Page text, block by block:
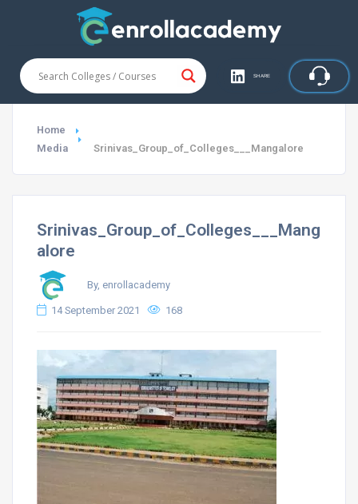
SHARE
Home
Media
Srinivas_Group_of_Colleges___Mangalore
Srinivas_Group_of_Colleges___Mang
alore
By, enrollacademy
14 September 2021 168